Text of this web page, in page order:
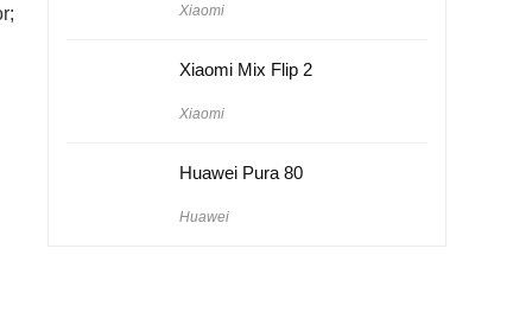
Xiaomi
Xiaomi Mix Flip 2
Xiaomi
Huawei Pura 80
Huawei